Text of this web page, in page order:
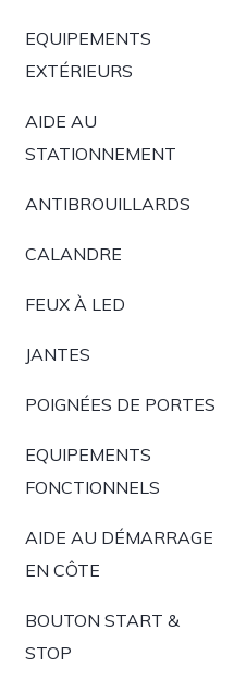
EQUIPEMENTS
EXTÉRIEURS
AIDE AU
STATIONNEMENT
ANTIBROUILLARDS
CALANDRE
FEUX À LED
JANTES
POIGNÉES DE PORTES
EQUIPEMENTS
FONCTIONNELS
AIDE AU DÉMARRAGE
EN CÔTE
BOUTON START &
STOP